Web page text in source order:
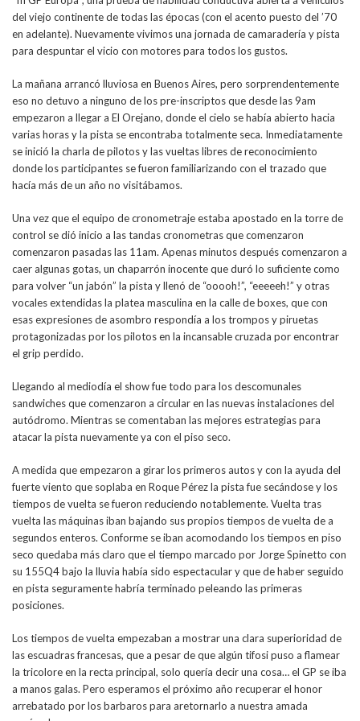
del viejo continente de todas las épocas (con el acento puesto del ’70
en adelante). Nuevamente vivimos una jornada de camaradería y pista
para despuntar el vicio con motores para todos los gustos.
La mañana arrancó lluviosa en Buenos Aires, pero sorprendentemente
eso no detuvo a ninguno de los pre-inscriptos que desde las 9am
empezaron a llegar a El Orejano, donde el cielo se había abierto hacia
varias horas y la pista se encontraba totalmente seca. Inmediatamente
se inició la charla de pilotos y las vueltas libres de reconocimiento
donde los participantes se fueron familiarizando con el trazado que
hacía más de un año no visitábamos.
Una vez que el equipo de cronometraje estaba apostado en la torre de
control se dió inicio a las tandas cronometras que comenzaron
comenzaron pasadas las 11am. Apenas minutos después comenzaron a
caer algunas gotas, un chaparrón inocente que duró lo suficiente como
para volver “un jabón” la pista y llenó de “ooooh!”, “eeeeeh!” y otras
vocales extendidas la platea masculina en la calle de boxes, que con
esas expresiones de asombro respondía a los trompos y piruetas
protagonizadas por los pilotos en la incansable cruzada por encontrar
el grip perdido.
Llegando al mediodía el show fue todo para los descomunales
sandwiches que comenzaron a circular en las nuevas instalaciones del
autódromo. Mientras se comentaban las mejores estrategias para
atacar la pista nuevamente ya con el piso seco.
A medida que empezaron a girar los primeros autos y con la ayuda del
fuerte viento que soplaba en Roque Pérez la pista fue secándose y los
tiempos de vuelta se fueron reduciendo notablemente. Vuelta tras
vuelta las máquinas iban bajando sus propios tiempos de vuelta de a
segundos enteros. Conforme se iban acomodando los tiempos en piso
seco quedaba más claro que el tiempo marcado por Jorge Spinetto con
su 155Q4 bajo la lluvia había sido espectacular y que de haber seguido
en pista seguramente habría terminado peleando las primeras
posiciones.
Los tiempos de vuelta empezaban a mostrar una clara superioridad de
las escuadras francesas, que a pesar de que algún tifosi puso a flamear
la tricolore en la recta principal, solo quería decir una cosa… el GP se iba
a manos galas. Pero esperamos el próximo año recuperar el honor
arrebatado por los barbaros para aretornarlo a nuestra amada